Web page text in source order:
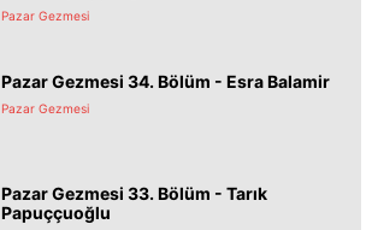
Pazar Gezmesi
Pazar Gezmesi 34. Bölüm - Esra Balamir
Pazar Gezmesi
Pazar Gezmesi 33. Bölüm - Tarık
Papuççuoğlu